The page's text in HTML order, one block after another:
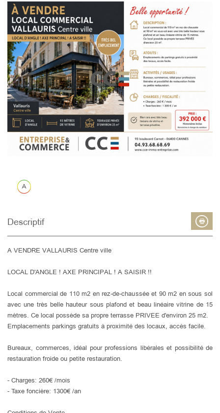
Descriptif
A VENDRE VALLAURIS Centre ville
LOCAL D'ANGLE ! AXE PRINCIPAL ! A SAISIR !!
Local commercial de 110 m2 en rez-de-chaussée et 90 m2 en sous sol
avec une très belle hauteur sous plafond et beau linéaire vitrine de 15
mètres. Ce local possède sa propre terrasse PRIVEE d'environ 25 m2.
Emplacements parkings gratuits à proximité des locaux, accès facile.
Bureaux, commerces, idéal pour professions libérales et possibilité de
restauration froide ou petite restauration.
- Charges: 260€ /mois
- Taxe foncière: 1300€ /an